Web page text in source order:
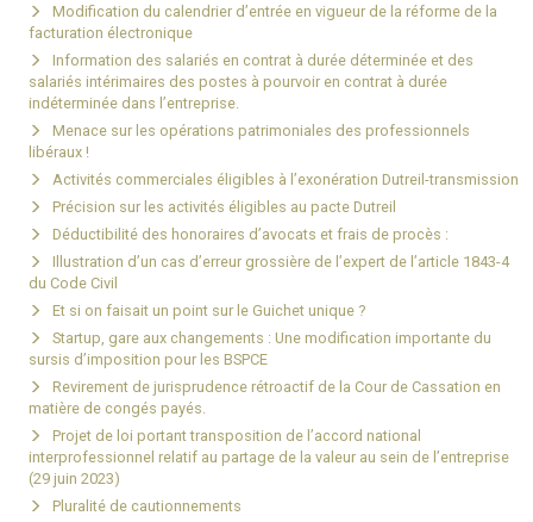
Modification du calendrier d’entrée en vigueur de la réforme de la
facturation électronique
Information des salariés en contrat à durée déterminée et des
salariés intérimaires des postes à pourvoir en contrat à durée
indéterminée dans l’entreprise.
Menace sur les opérations patrimoniales des professionnels
libéraux !
Activités commerciales éligibles à l’exonération Dutreil-transmission
Précision sur les activités éligibles au pacte Dutreil
Déductibilité des honoraires d’avocats et frais de procès :
Illustration d’un cas d’erreur grossière de l’expert de l’article 1843-4
du Code Civil
Et si on faisait un point sur le Guichet unique ?
Startup, gare aux changements : Une modification importante du
sursis d’imposition pour les BSPCE
Revirement de jurisprudence rétroactif de la Cour de Cassation en
matière de congés payés.
Projet de loi portant transposition de l’accord national
interprofessionnel relatif au partage de la valeur au sein de l’entreprise
(29 juin 2023)
Pluralité de cautionnements